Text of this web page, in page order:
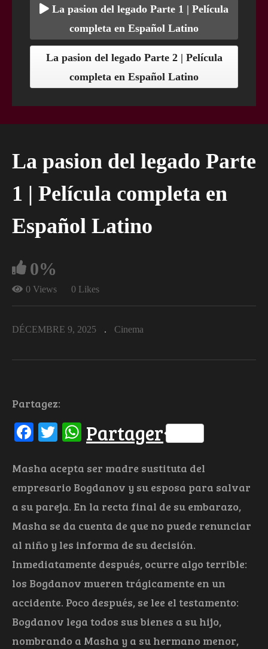
La pasion del legado Parte 1 | Película
completa en Español Latino
La pasion del legado Parte 2 | Película
completa en Español Latino
La pasion del legado Parte
1 | Película completa en
Español Latino
0%
0 Views 0 Likes
DÉCEMBRE 9, 2025 Cinema
Partagez:
Facebook
Twitter
WhatsApp
Partager
Masha acepta ser madre sustituta del
empresario Bogdanov y su esposa para salvar
a su pareja. En la recta final de su embarazo,
Masha se da cuenta de que no puede renunciar
al niño y les informa de su decisión.
Inmediatamente después, ocurre algo terrible:
los Bogdanov mueren trágicamente en un
accidente. Poco después, se lee el testamento:
Bogdanov lega todos sus bienes a su hijo,
nombrando a Masha y a su hermano menor,